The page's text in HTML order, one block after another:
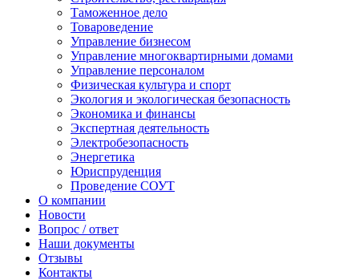
Таможенное дело
Товароведение
Управление бизнесом
Управление многоквартирными домами
Управление персоналом
Физическая культура и спорт
Экология и экологическая безопасность
Экономика и финансы
Экспертная деятельность
Электробезопасность
Энергетика
Юриспруденция
Проведение СОУТ
О компании
Новости
Вопрос / ответ
Наши документы
Отзывы
Контакты